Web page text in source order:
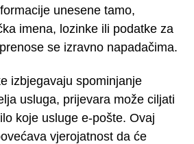
unesene tamo,
imena, lozinke ili podatke za
se izravno napadačima.
izbjegavaju spominjanje
usluga, prijevara može ciljati
koje usluge e-pošte. Ovaj
vjerojatnost da će